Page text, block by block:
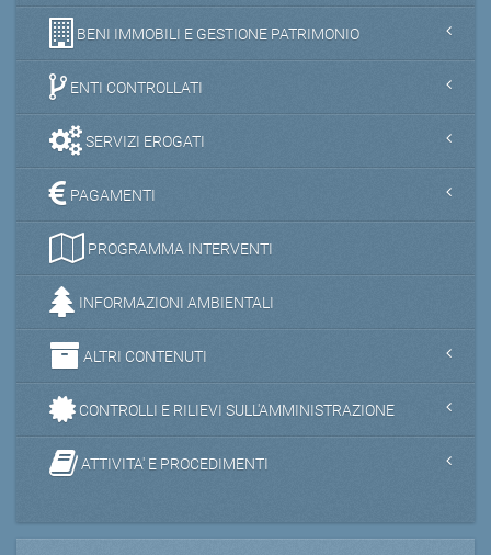
BENI IMMOBILI E GESTIONE PATRIMONIO
ENTI CONTROLLATI
SERVIZI EROGATI
PAGAMENTI
PROGRAMMA INTERVENTI
INFORMAZIONI AMBIENTALI
ALTRI CONTENUTI
CONTROLLI E RILIEVI SULL'AMMINISTRAZIONE
ATTIVITA' E PROCEDIMENTI